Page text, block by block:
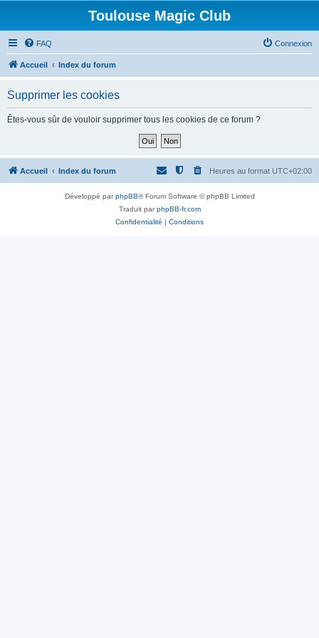
Toulouse Magic Club
FAQ Connexion
Accueil Index du forum
Supprimer les cookies
Êtes-vous sûr de vouloir supprimer tous les cookies de ce forum ?
Accueil Index du forum Heures au format UTC+02:00
Développé parphpBB® Forum Software © phpBB Limited
Traduit parphpBB-fr.com
Confidentialité | Conditions